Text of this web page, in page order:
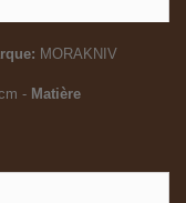
MORAKNIV
- Matière